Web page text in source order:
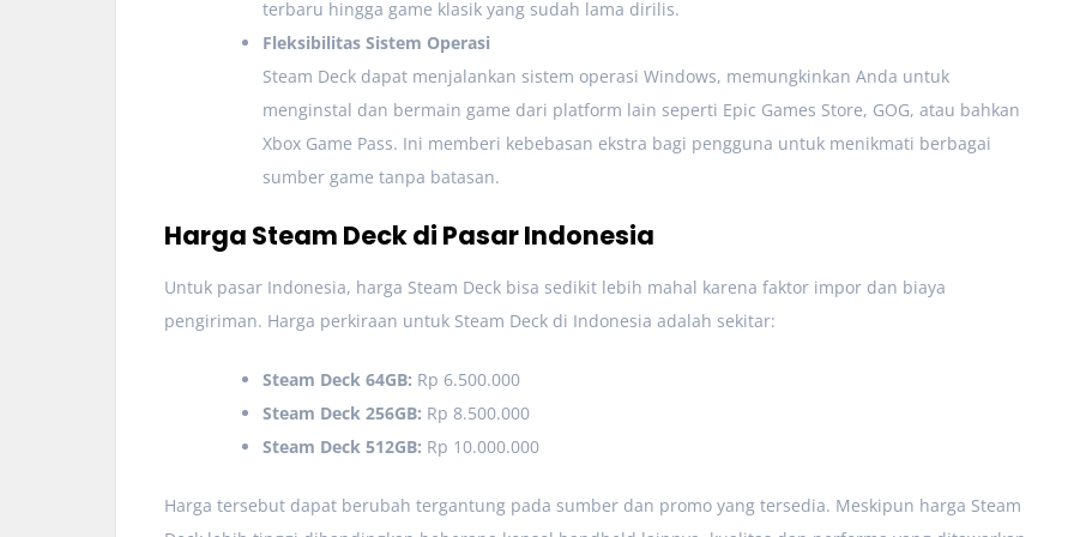
terbaru hingga game klasik yang sudah lama dirilis.
Fleksibilitas Sistem Operasi
Steam Deck dapat menjalankan sistem operasi Windows, memungkinkan Anda untuk
menginstal dan bermain game dari platform lain seperti Epic Games Store, GOG, atau bahkan
Xbox Game Pass. Ini memberi kebebasan ekstra bagi pengguna untuk menikmati berbagai
sumber game tanpa batasan.
Harga Steam Deck di Pasar Indonesia
Untuk pasar Indonesia, harga Steam Deck bisa sedikit lebih mahal karena faktor impor dan biaya
pengiriman. Harga perkiraan untuk Steam Deck di Indonesia adalah sekitar:
Steam Deck 64GB: Rp 6.500.000
Steam Deck 256GB: Rp 8.500.000
Steam Deck 512GB: Rp 10.000.000
Harga tersebut dapat berubah tergantung pada sumber dan promo yang tersedia. Meskipun harga Steam